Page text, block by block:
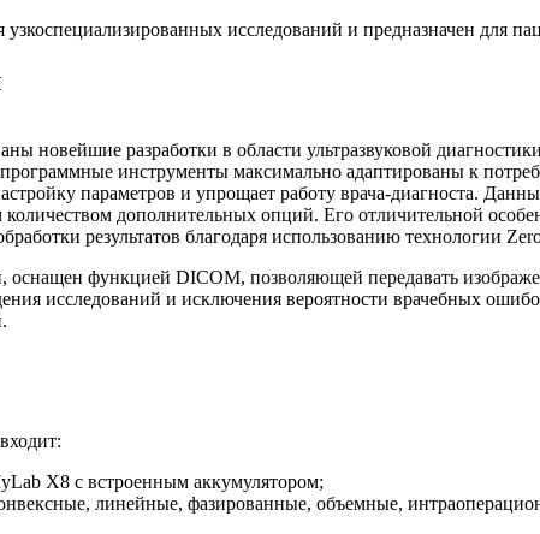
исследований и предназначен для
новейшие разработки в области ультразвуковой
инструменты максимально адаптированы к
параметров и упрощает работу врача-диагноста.
дополнительных опций. Его отличительной
результатов благодаря использованию технологии
функцией DICOM, позволяющей передавать
исследований и исключения вероятности врачебных
X8 с встроенным аккумулятором;
линейные, фазированные, объемные,